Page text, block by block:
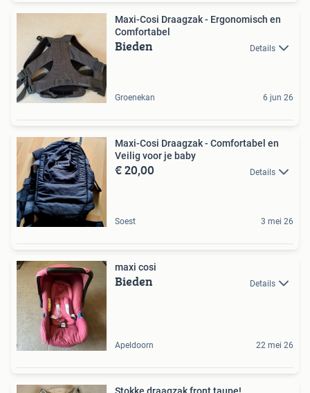
Maxi-Cosi Draagzak - Ergonomisch en
Comfortabel
Bieden Details
Groenekan 6 jun 26
Maxi-Cosi Draagzak - Comfortabel en
Veilig voor je baby
€ 20,00 Details
Soest 3 mei 26
maxi cosi
Bieden Details
Apeldoorn 22 mei 26